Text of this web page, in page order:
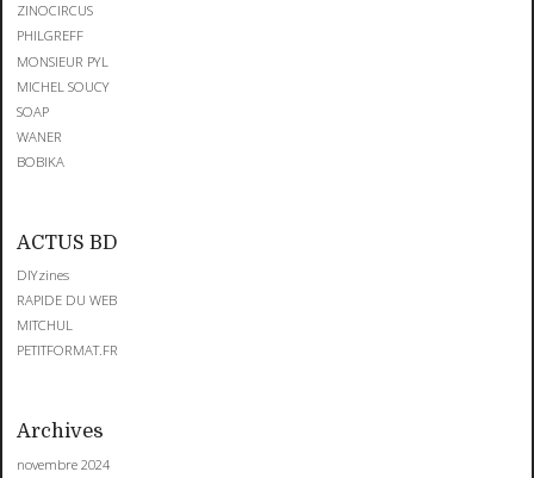
ZINOCIRCUS
PHILGREFF
MONSIEUR PYL
MICHEL SOUCY
SOAP
WANER
BOBIKA
ACTUS BD
DIYzines
RAPIDE DU WEB
MITCHUL
PETITFORMAT.FR
Archives
novembre 2024